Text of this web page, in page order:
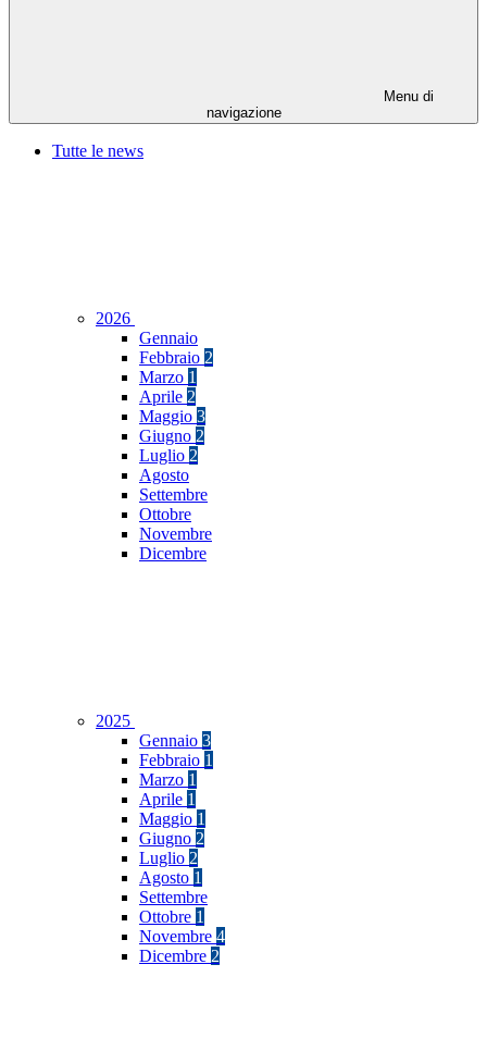
Menu di
navigazione
Tutte le news
2026
Gennaio
Febbraio 2
Marzo 1
Aprile 2
Maggio 3
Giugno 2
Luglio 2
Agosto
Settembre
Ottobre
Novembre
Dicembre
2025
Gennaio 3
Febbraio 1
Marzo 1
Aprile 1
Maggio 1
Giugno 2
Luglio 2
Agosto 1
Settembre
Ottobre 1
Novembre 4
Dicembre 2